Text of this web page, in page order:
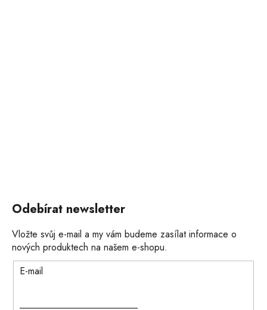
Odebírat newsletter
Vložte svůj e-mail a my vám budeme zasílat informace o
nových produktech na našem e-shopu.
E-mail